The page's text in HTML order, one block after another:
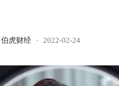
伯虎财经 2022-02-24